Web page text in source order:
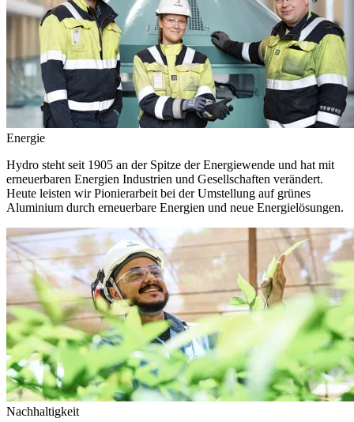
Energie
Hydro steht seit 1905 an der Spitze der Energiewende und hat mit
erneuerbaren Energien Industrien und Gesellschaften verändert.
Heute leisten wir Pionierarbeit bei der Umstellung auf grünes
Aluminium durch erneuerbare Energien und neue Energielösungen.
Nachhaltigkeit